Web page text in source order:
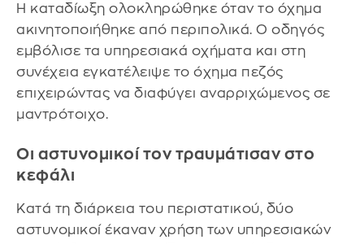
Η καταδίωξη ολοκληρώθηκε όταν το όχημα
ακινητοποιήθηκε από περιπολικά. Ο οδηγός
εμβόλισε τα υπηρεσιακά οχήματα και στη
συνέχεια εγκατέλειψε το όχημα πεζός
επιχειρώντας να διαφύγει αναρριχώμενος σε
μαντρότοιχο.
Οι αστυνομικοί τον τραυμάτισαν στο
κεφάλι
Κατά τη διάρκεια του περιστατικού, δύο
αστυνομικοί έκαναν χρήση των υπηρεσιακών